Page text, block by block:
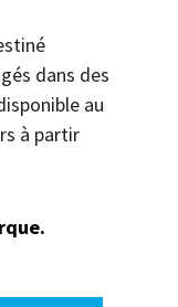
dans des
au
à partir